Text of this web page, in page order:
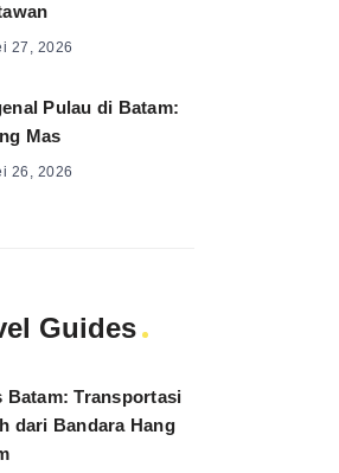
27, 2026
Pulau di Batam:
Mas
26, 2026
Guides
Batam: Transportasi
dari Bandara Hang